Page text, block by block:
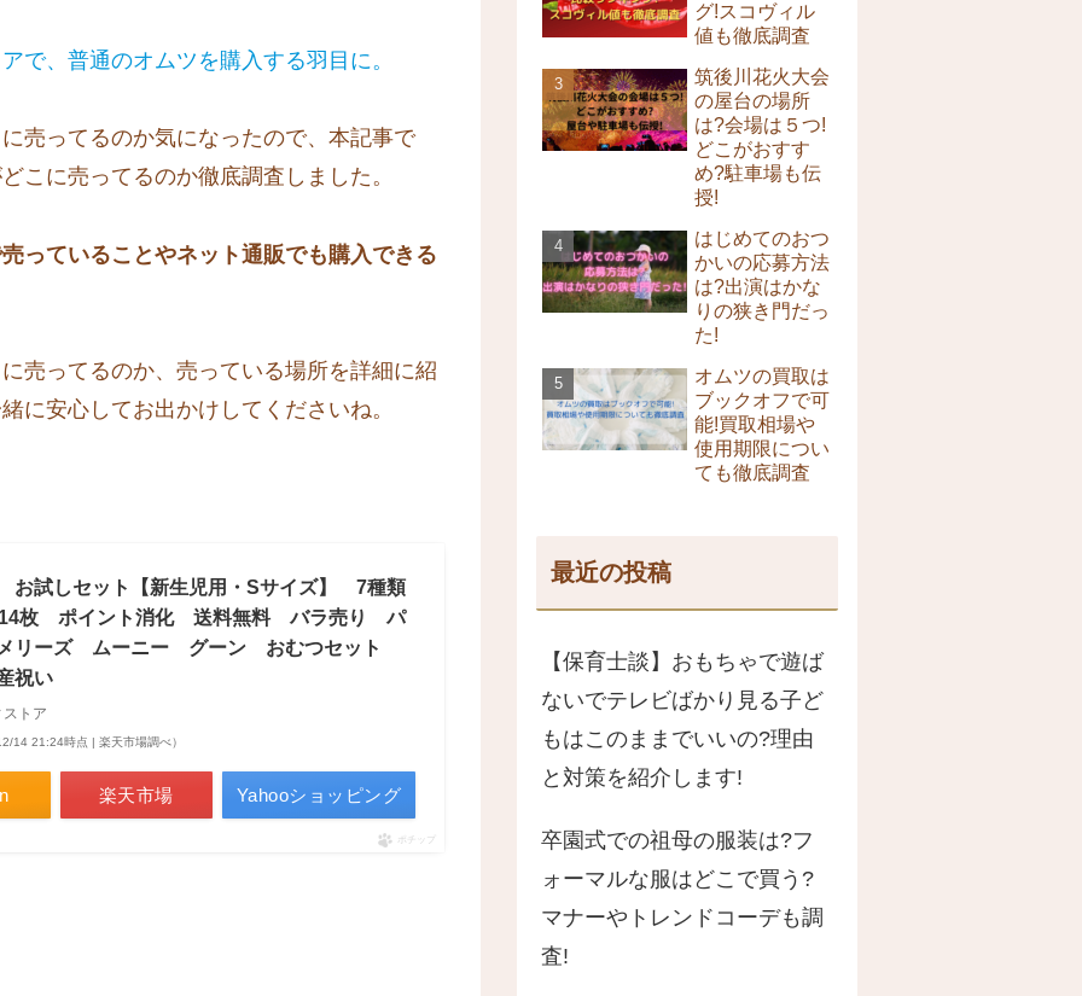
で、普通のオムツを購入する羽目に。
売ってるのか気になったので、本記事で
こに売ってるのか徹底調査しました。
っていることやネット通販でも購入できる
売ってるのか、売っている場所を詳細に紹
に安心してお出かけしてくださいね。
試しセット【新生児用・Sサイズ】 7種類
枚 ポイント消化 送料無料 バラ売り パ
リーズ ムーニー グーン おむつセット
祝い
トア
14 21:24時点 | 楽天市場調べ）
楽天市場 Yahooショッピング
ポチップ
グ!スコヴィル
値も徹底調査
筑後川花火大会
の屋台の場所
は?会場は５つ!
どこがおすす
め?駐車場も伝
授!
はじめてのおつ
かいの応募方法
は?出演はかな
りの狭き門だっ
た!
オムツの買取は
ブックオフで可
能!買取相場や
使用期限につい
ても徹底調査
最近の投稿
【保育士談】おもちゃで遊ば
ないでテレビばかり見る子ど
もはこのままでいいの?理由
と対策を紹介します!
卒園式での祖母の服装は?フ
ォーマルな服はどこで買う?
マナーやトレンドコーデも調
査!